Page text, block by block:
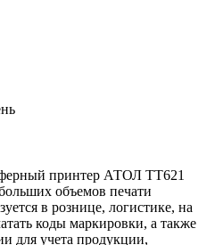
принтер АТОЛ ТТ621
объемов печати
в рознице, логистике, на
коды маркировки, а также
для учета продукции,